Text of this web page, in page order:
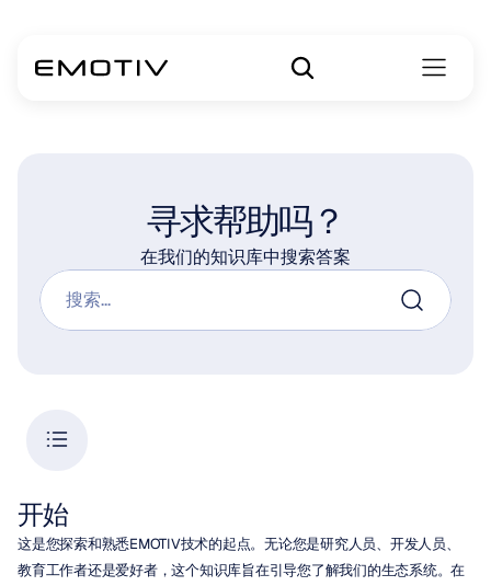
寻求帮助吗？
在我们的知识库中搜索答案
搜索...
开始
这是您探索和熟悉EMOTIV技术的起点。无论您是研究人员、开发人员、
教育工作者还是爱好者，这个知识库旨在引导您了解我们的生态系统。在